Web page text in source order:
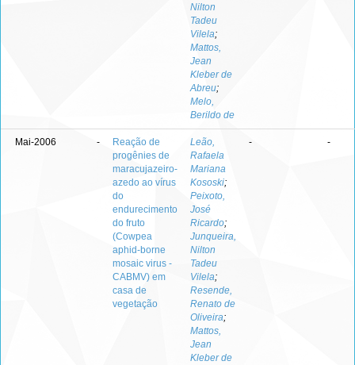
Nilton
Tadeu
Vilela;
Mattos,
Jean
Kleber de
Abreu;
Melo,
Berildo de
Mai-2006 -
Reação de
progênies de
maracujazeiro-
azedo ao vírus
do
endurecimento
do fruto
(Cowpea
aphid-borne
mosaic virus -
CABMV) em
casa de
vegetação
Leão,
Rafaela
Mariana
Kososki;
Peixoto,
José
Ricardo;
Junqueira,
Nilton
Tadeu
Vilela;
Resende,
Renato de
Oliveira;
Mattos,
Jean
Kleber de
- -